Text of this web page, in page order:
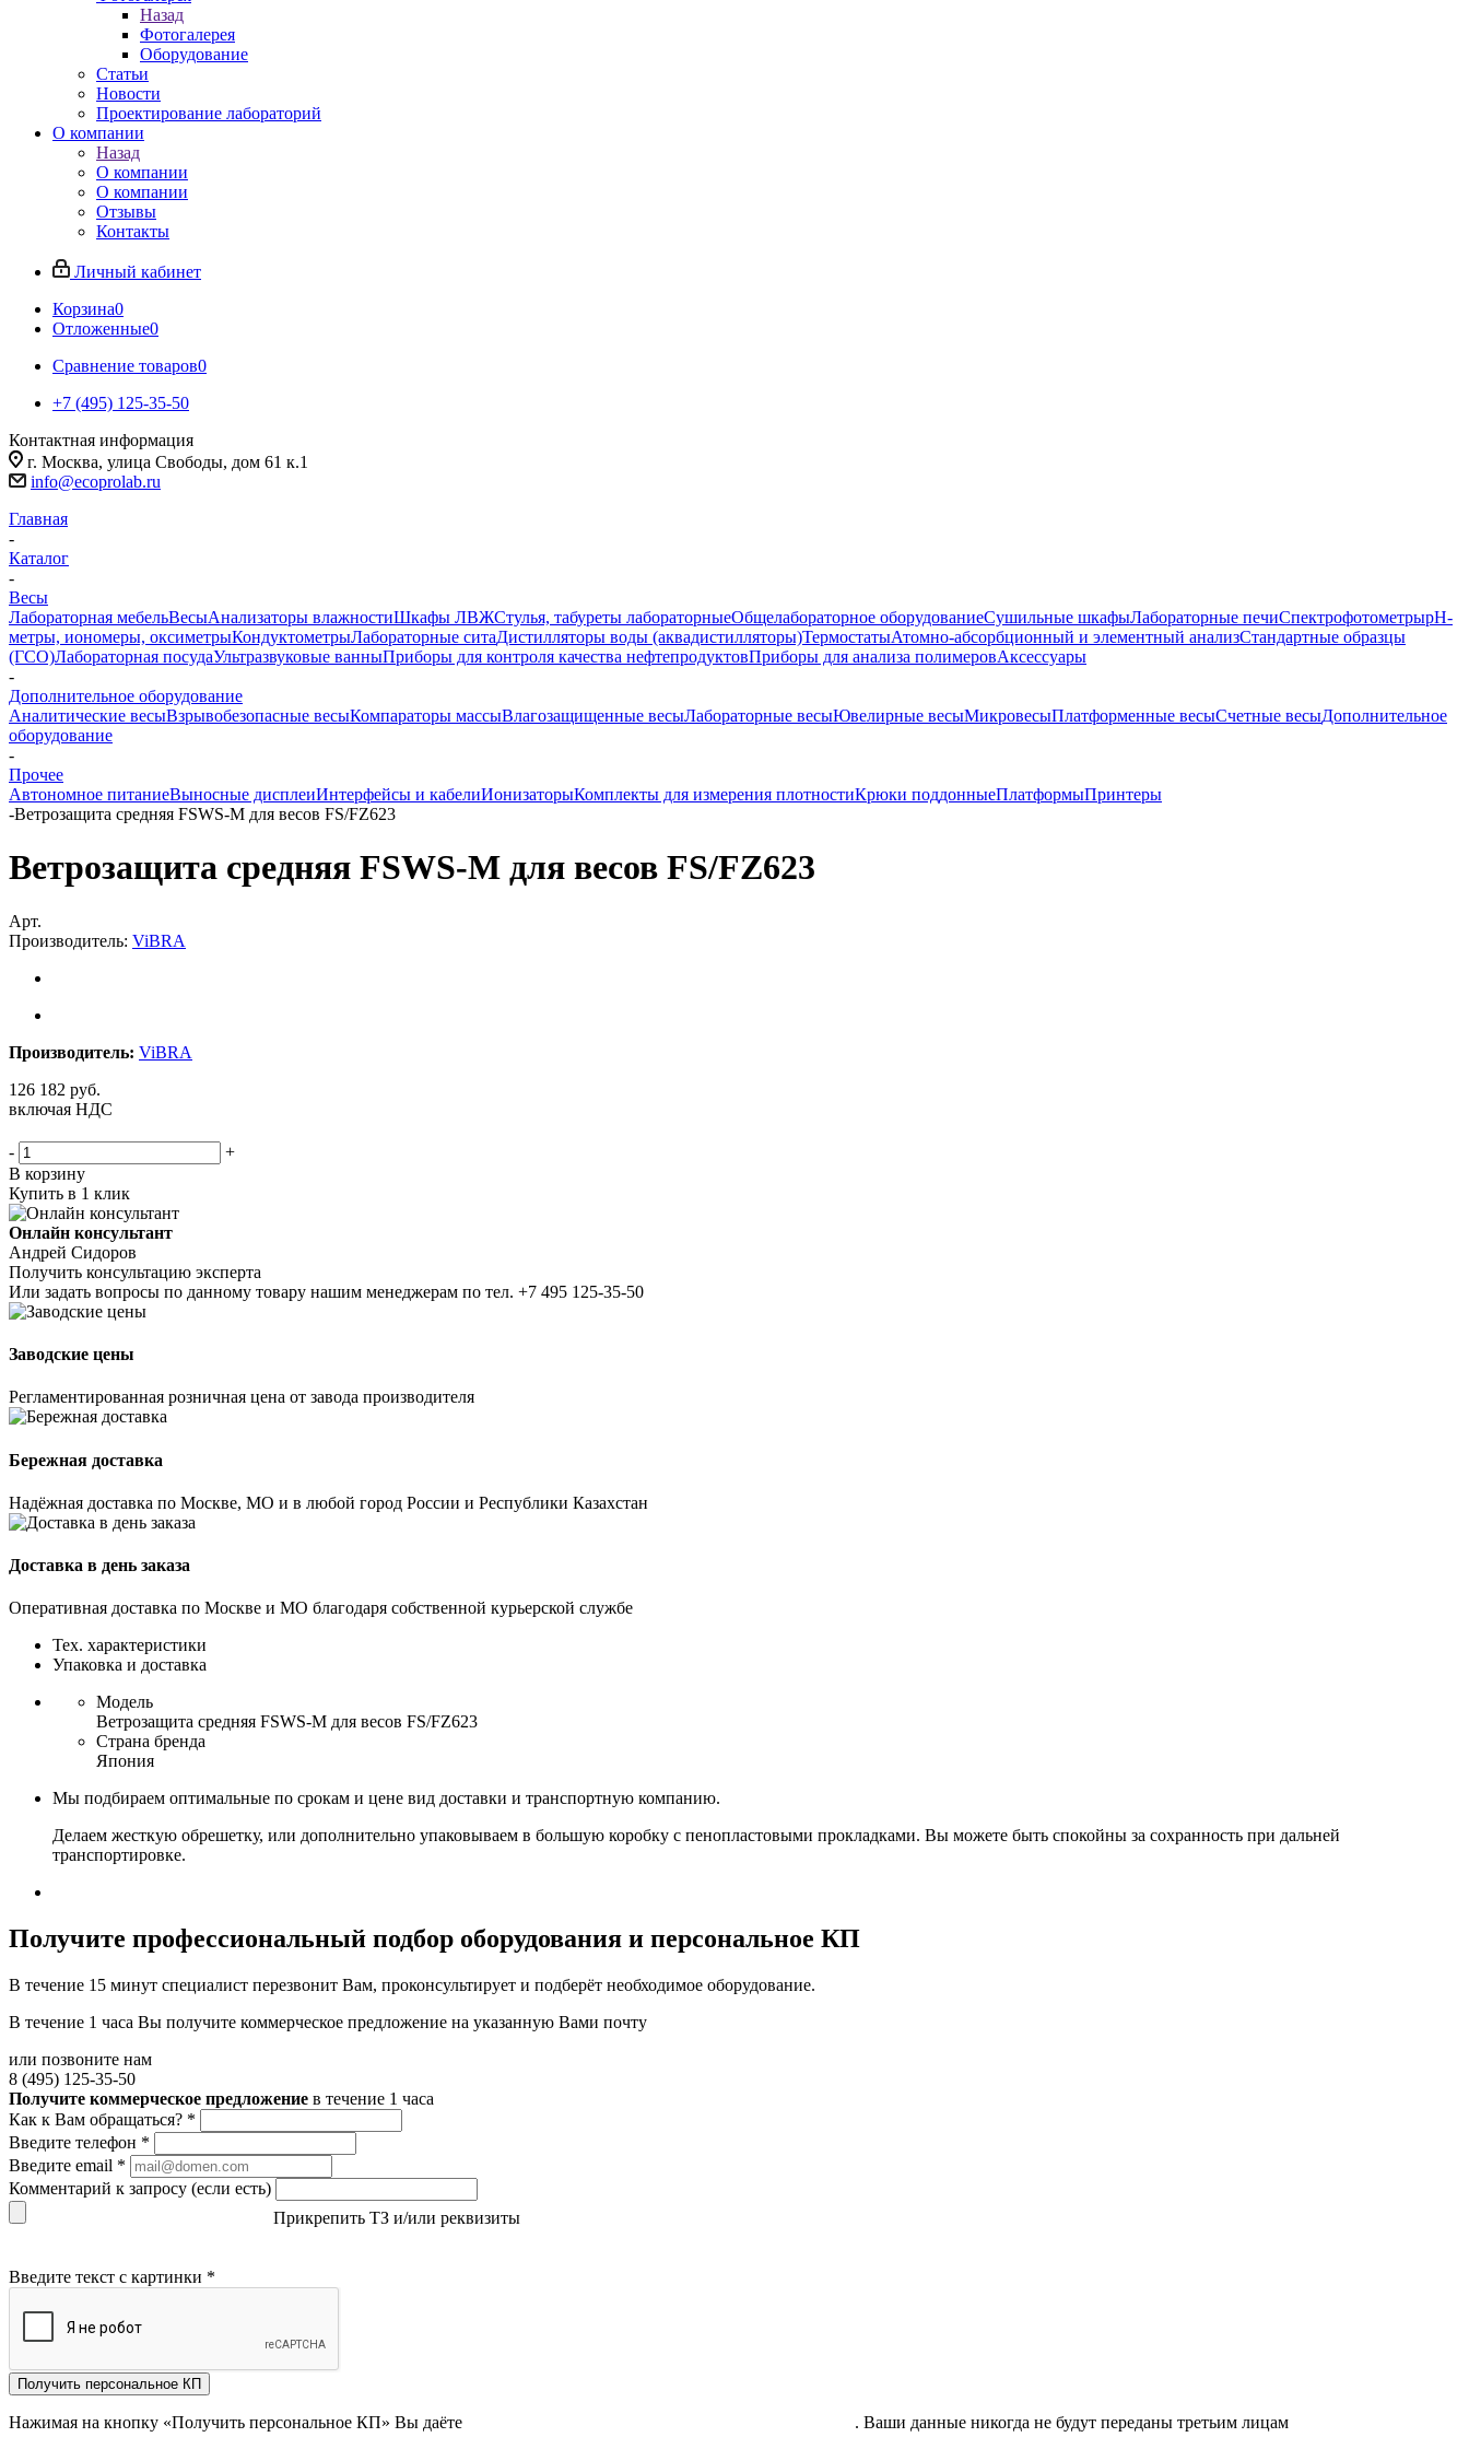
Назад
Фотогалерея
Оборудование
Статьи
Новости
Проектирование лабораторий
О компании
Назад
О компании
О компании
Отзывы
Контакты
Личный кабинет
Корзина0
Отложенные0
Сравнение товаров0
+7 (495) 125-35-50
Контактная информация
г. Москва, улица Свободы, дом 61 к.1
info@ecoprolab.ru
Главная
-
Каталог
-
Весы
Лабораторная мебельВесыАнализаторы влажностиШкафы ЛВЖСтулья, табуреты лабораторныеОбщелабораторное оборудованиеСушильные шкафыЛабораторные печиСпектрофотометрыpH-
метры, иономеры, оксиметрыКондуктометрыЛабораторные ситаДистилляторы воды (аквадистилляторы)ТермостатыАтомно-абсорбционный и элементный анализСтандартные образцы
(ГСО)Лабораторная посудаУльтразвуковые ванныПриборы для контроля качества нефтепродуктовПриборы для анализа полимеровАксессуары
-
Дополнительное оборудование
Аналитические весыВзрывобезопасные весыКомпараторы массыВлагозащищенные весыЛабораторные весыЮвелирные весыМикровесыПлатформенные весыСчетные весыДополнительное
оборудование
-
Прочее
Автономное питаниеВыносные дисплеиИнтерфейсы и кабелиИонизаторыКомплекты для измерения плотностиКрюки поддонныеПлатформыПринтеры
-Ветрозащита средняя FSWS-M для весов FS/FZ623
Ветрозащита средняя FSWS-M для весов FS/FZ623
Арт.
Производитель: ViBRA
Производитель: ViBRA
126 182 руб.
включая НДС
-
+
В корзину
Купить в 1 клик
Онлайн консультант
Андрей Сидоров
Получить консультацию эксперта
Или задать вопросы по данному товару нашим менеджерам по тел. +7 495 125-35-50
Заводские цены
Регламентированная розничная цена от завода производителя
Бережная доставка
Надёжная доставка по Москве, МО и в любой город России и Республики Казахстан
Доставка в день заказа
Оперативная доставка по Москве и МО благодаря собственной курьерской службе
Тех. характеристики
Упаковка и доставка
Модель
Ветрозащита средняя FSWS-M для весов FS/FZ623
Страна бренда
Япония
Мы подбираем оптимальные по срокам и цене вид доставки и транспортную компанию.
Делаем жесткую обрешетку, или дополнительно упаковываем в большую коробку с пенопластовыми прокладками. Вы можете быть спокойны за сохранность при дальней
транспортировке.
Получите профессиональный подбор оборудования и персональное КП
В течение 15 минут специалист перезвонит Вам, проконсультирует и подберёт необходимое оборудование.
В течение 1 часа Вы получите коммерческое предложение на указанную Вами почту
или позвоните нам
8 (495) 125-35-50
Получите коммерческое предложение в течение 1 часа
Как к Вам обращаться? *
Введите телефон *
Введите email *
Комментарий к запросу (если есть)
Прикрепить ТЗ и/или реквизиты
Введите текст с картинки *
Получить персональное КП
Нажимая на кнопку «Получить персональное КП» Вы даёте . Ваши данные никогда не будут переданы третьим лицам